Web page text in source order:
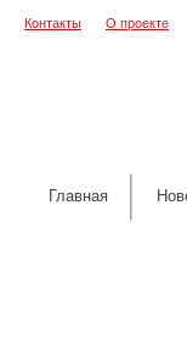
Контакты О проекте
Главная